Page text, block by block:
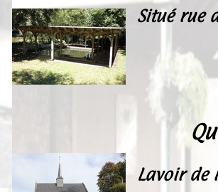
Cartes Postales-
Peintures
Presse
Situé rue
Lavoir de